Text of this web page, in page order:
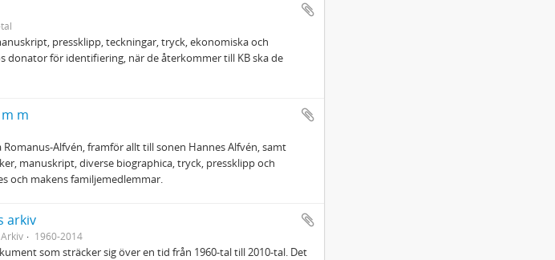
pressklipp, teckningar, tryck, ekonomiska och
donator för identifiering, när de återkommer till KB ska de
m
Alfvén, framför allt till sonen Hannes Alfvén, samt
manuskript, diverse biographica, tryck, pressklipp och
och makens familjemedlemmar.
arkiv
Arkiv 1960-2014
som sträcker sig över en tid från 1960-tal till 2010-tal. Det